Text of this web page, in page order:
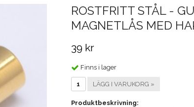
ROSTFRITT STÅL -
MAGNETLÅS MED
39 kr
Finns i lager
LÄGG I VARUKORG »
Produktbeskrivning: